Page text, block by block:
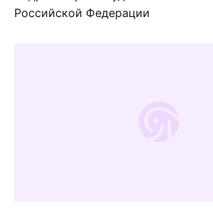
Российской Федерации